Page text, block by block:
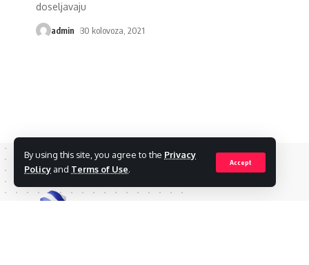
By using this site, you agree to the Privacy
Policy and Terms of Use.
Accept
doseljavaju
admin 30 kolovoza, 2021